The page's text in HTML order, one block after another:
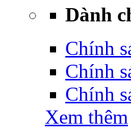
Dành
Chính
Chính
Chính
Xem thêm